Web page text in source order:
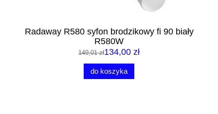
Radaway R580 syfon brodzikowy fi 90 biały
R580W
149,01 zł134,00 zł
do koszyka